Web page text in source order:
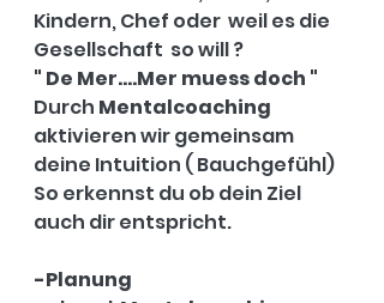
Kindern, Chef oder  weil es die
Gesellschaft  so will ?
" De Mer....Mer muess doch "
Durch Mentalcoaching
aktivieren wir gemeinsam
deine Intuition ( Bauchgefühl)
So erkennst du ob dein Ziel
auch dir entspricht.
-Planung